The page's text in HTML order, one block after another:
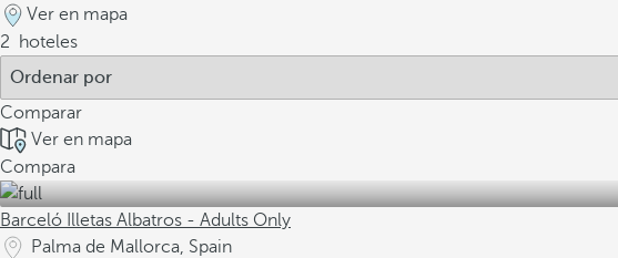
Ver en mapa
2
hoteles
Comparar
Ver en mapa
Compara
Barceló Illetas Albatros - Adults Only
Palma de Mallorca, Spain